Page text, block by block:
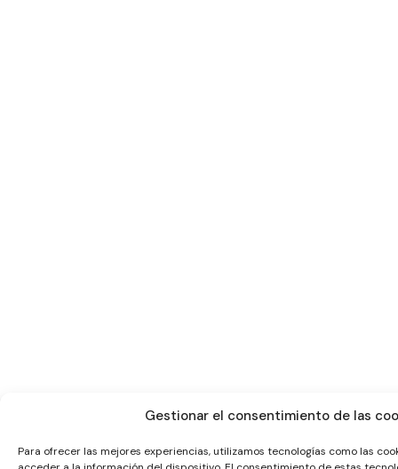
Gestionar el consentimiento de las
Para ofrecer las mejores experiencias, utilizamos tecnologías como las